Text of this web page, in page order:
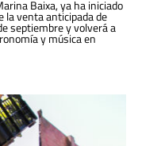
Baixa, ya ha iniciado
la venta anticipada de
septiembre y volverá a
y música en